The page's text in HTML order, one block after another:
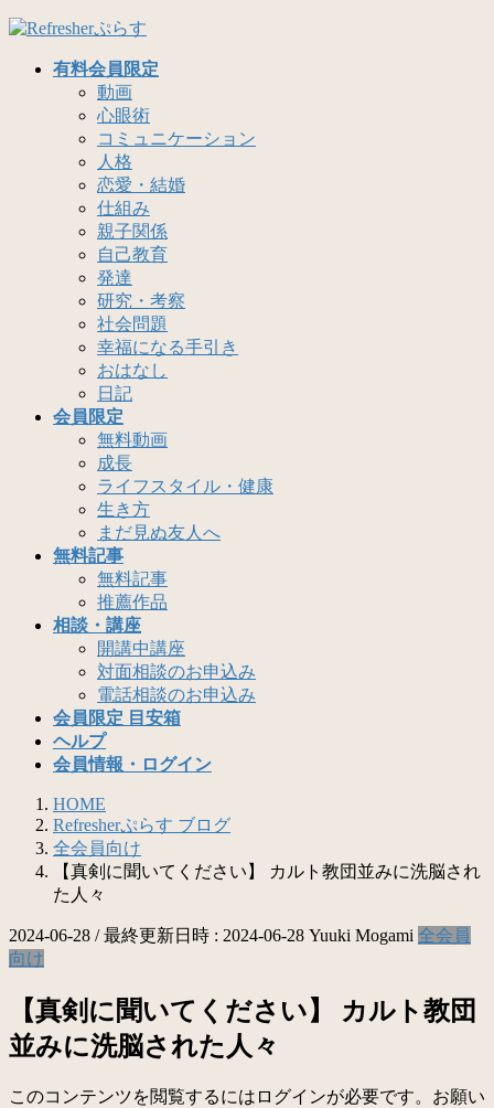
コ
ナ
有料会員限定
動画
心眼術
コミュニケーション
人格
恋愛・結婚
仕組み
親子関係
自己教育
発達
研究・考察
社会問題
幸福になる手引き
おはなし
日記
会員限定
無料動画
成長
ライフスタイル・健康
生き方
まだ見ぬ友人へ
無料記事
無料記事
推薦作品
相談・講座
開講中講座
対面相談のお申込み
電話相談のお申込み
会員限定 目安箱
ヘルプ
会員情報・ログイン
HOME
Refresherぷらす ブログ
全会員向け
【真剣に聞いてください】 カルト教団並みに洗脳され
た人々
2024-06-28 / 最終更新日時 : 2024-06-28 Yuuki Mogami 全会員
向け
【真剣に聞いてください】 カルト教団
並みに洗脳された人々
このコンテンツを閲覧するにはログインが必要です。お願い